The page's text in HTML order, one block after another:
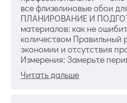
все флизелиновые обои
ПЛАНИРОВАНИЕ И
материалов: как не
количеством Правильный
экономии и отсутствия
Измерения: Замерьте
Читать дальше